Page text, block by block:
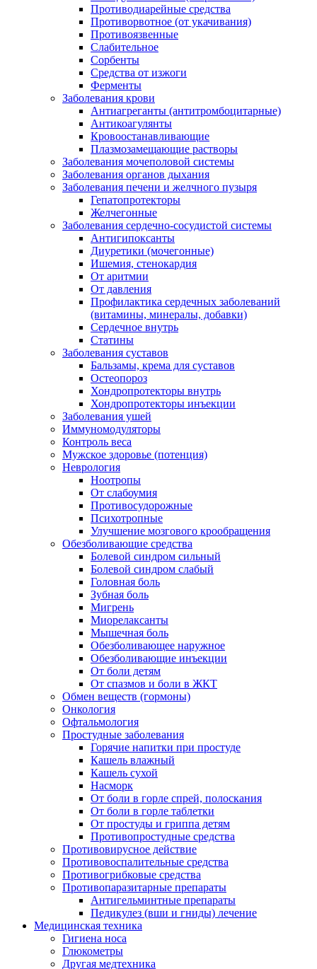
Противодиарейные средства
Противорвотное (от укачивания)
Противоязвенные
Слабительное
Сорбенты
Средства от изжоги
Ферменты
Заболевания крови
Антиагреганты (антитромбоцитарные)
Антикоагулянты
Кровоостанавливающие
Плазмозамещающие растворы
Заболевания мочеполовой системы
Заболевания органов дыхания
Заболевания печени и желчного пузыря
Гепатопротекторы
Желчегонные
Заболевания сердечно-сосудистой системы
Антигипоксанты
Диуретики (мочегонные)
Ишемия, стенокардия
От аритмии
От давления
Профилактика сердечных заболеваний
(витамины, минералы, добавки)
Сердечное внутрь
Статины
Заболевания суставов
Бальзамы, крема для суставов
Остеопороз
Хондропротекторы внутрь
Хондропротекторы инъекции
Заболевания ушей
Иммуномодуляторы
Контроль веса
Мужское здоровье (потенция)
Неврология
Ноотропы
От слабоумия
Противосудорожные
Психотропные
Улучшение мозгового крообращения
Обезболивающие средства
Болевой синдром сильный
Болевой синдром слабый
Головная боль
Зубная боль
Мигрень
Миорелаксанты
Мышечная боль
Обезболивающее наружное
Обезболивающие инъекции
От боли детям
От спазмов и боли в ЖКТ
Обмен веществ (гормоны)
Онкология
Офтальмология
Простудные заболевания
Горячие напитки при простуде
Кашель влажный
Кашель сухой
Насморк
От боли в горле спрей, полоскания
От боли в горле таблетки
От простуды и гриппа детям
Противопростудные средства
Противовирусное действие
Противовоспалительные средства
Противогрибковые средства
Противопаразитарные препараты
Антигельминтные препараты
Педикулез (вши и гниды) лечение
Медицинская техника
Гигиена носа
Глюкометры
Другая медтехника